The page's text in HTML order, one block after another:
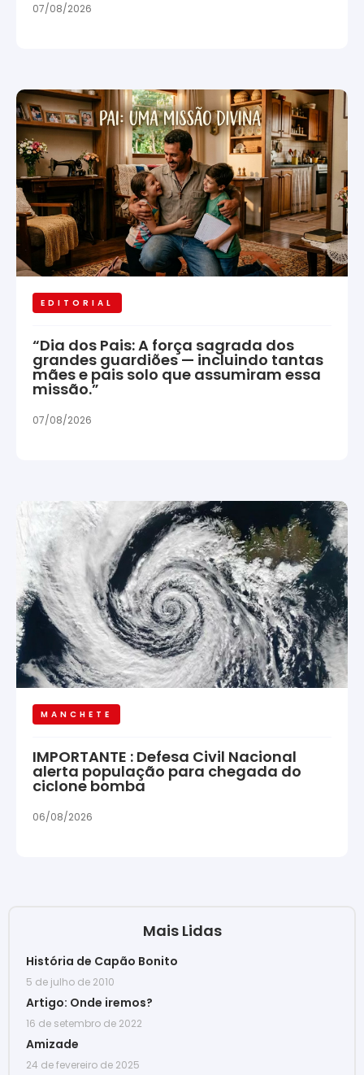
07/08/2026
EDITORIAL
“Dia dos Pais: A força sagrada dos
grandes guardiões — incluindo tantas
mães e pais solo que assumiram essa
missão.”
07/08/2026
MANCHETE
IMPORTANTE : Defesa Civil Nacional
alerta população para chegada do
ciclone bomba
06/08/2026
Mais Lidas
História de Capão Bonito
5 de julho de 2010
Artigo: Onde iremos?
16 de setembro de 2022
Amizade
24 de fevereiro de 2025